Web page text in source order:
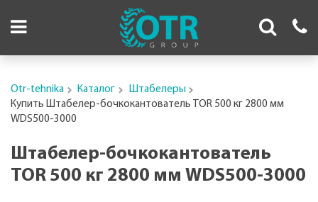
Otr-tehnika Каталог
Штабелеры
Купить Штабелер-бочкокантователь TOR 500 кг 2800 мм
WDS500-3000
Штабелер-бочкокантователь
TOR 500 кг 2800 мм WDS500-3000